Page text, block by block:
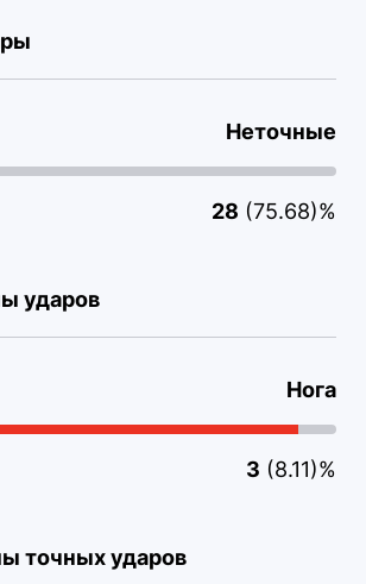
Неточные
28 (75.68)%
ударов
Нога
3 (8.11)%
точных ударов